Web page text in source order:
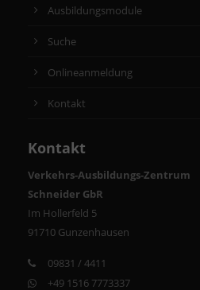
Ausbildungsmodule
Suche
Onlineanmeldung
Kontakt
Kontakt
Verkehrs-Ausbildungs-Zentrum
Schneider GbR
Im Hollerfeld 5
91710 Gunzenhausen
09831 / 4411
+49 1516 7773337